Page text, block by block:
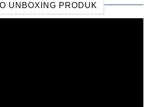
UNBOXING PRODUK